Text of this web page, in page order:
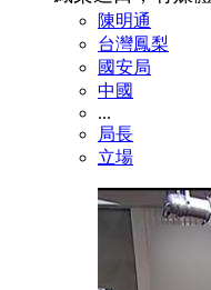
陳明通
台灣鳳梨
國安局
中國
...
局長
立場